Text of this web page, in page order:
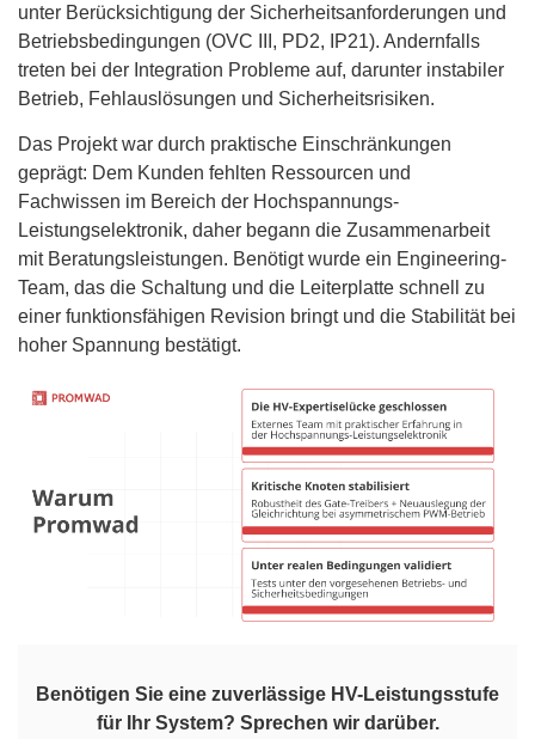
unter Berücksichtigung der Sicherheitsanforderungen und
Betriebsbedingungen (OVC III, PD2, IP21). Andernfalls
treten bei der Integration Probleme auf, darunter instabiler
Betrieb, Fehlauslösungen und Sicherheitsrisiken.
Das Projekt war durch praktische Einschränkungen
geprägt: Dem Kunden fehlten Ressourcen und
Fachwissen im Bereich der Hochspannungs-
Leistungselektronik, daher begann die Zusammenarbeit
mit Beratungsleistungen. Benötigt wurde ein Engineering-
Team, das die Schaltung und die Leiterplatte schnell zu
einer funktionsfähigen Revision bringt und die Stabilität bei
hoher Spannung bestätigt.
Benötigen Sie eine zuverlässige HV-Leistungsstufe
für Ihr System? Sprechen wir darüber.